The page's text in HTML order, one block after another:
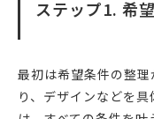
ステップ1. 希
最初は希望条件の整
り、デザインなどを